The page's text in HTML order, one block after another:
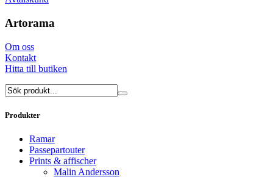
Artorama
Om oss
Kontakt
Hitta till butiken
Produkter
Ramar
Passepartouter
Prints & affischer
Malin Andersson